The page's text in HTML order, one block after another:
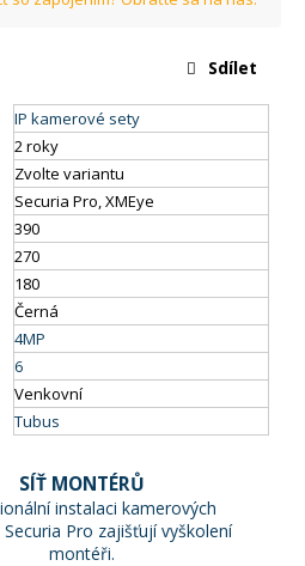
IP kamerové sety
2 roky
Zvolte variantu
Securia Pro, XMEye
390
270
180
Černá
4MP
6
Venkovní
Tubus
Sdílet
SÍŤ MONTÉRŮ
instalaci kamerových
Pro zajišťují vyškolení
montéři.